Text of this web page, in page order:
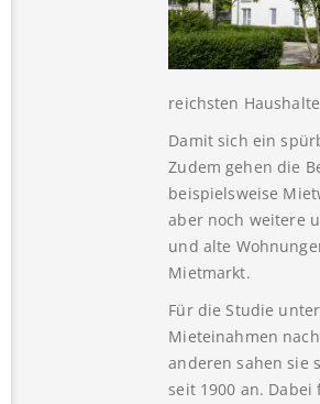
reichsten
Damit sich ein
Zudem gehen die
beispielsweise
aber noch weitere
und alte
Mietmarkt.
Für die Studie
Mieteinahmen
anderen sahen sie
seit 1900 an.